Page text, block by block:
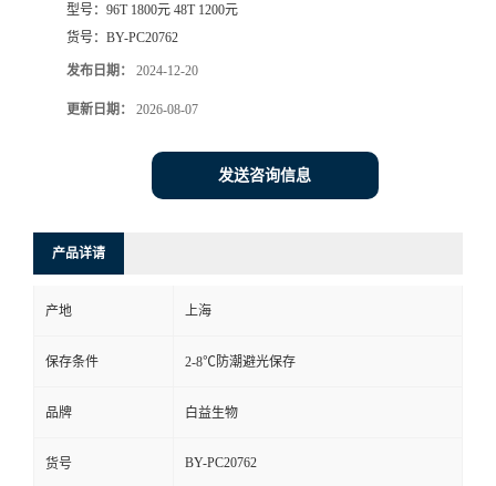
型号： 96T 1800元 48T 1200元
货号： BY-PC20762
发布日期： 2024-12-20
更新日期： 2026-08-07
发送咨询信息
产品详请
产地 上海
保存条件 2-8℃防潮避光保存
品牌 白益生物
货号 BY-PC20762